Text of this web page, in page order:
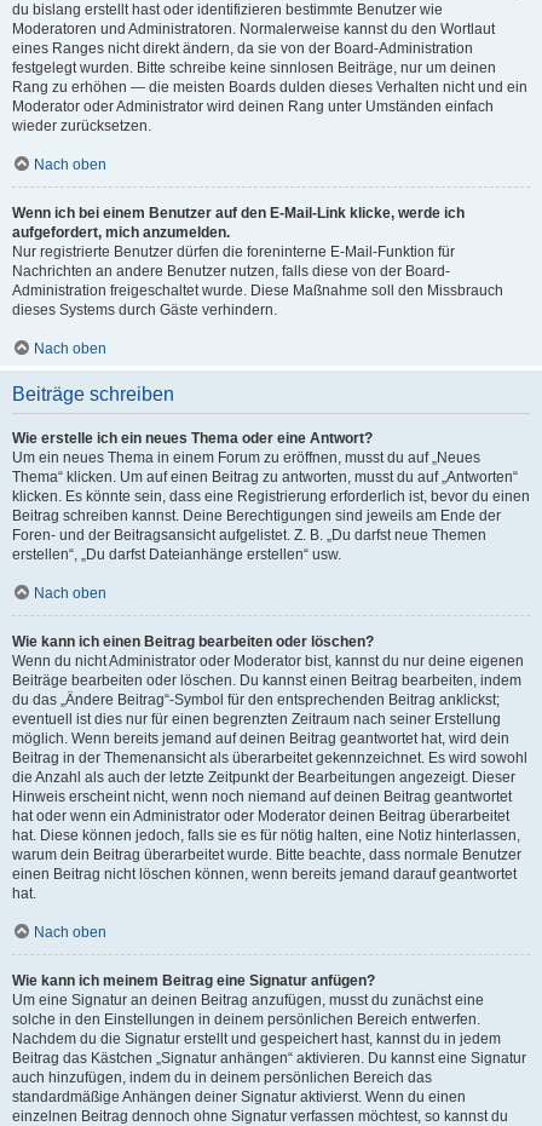
du bislang erstellt hast oder identifizieren bestimmte Benutzer wie
Moderatoren und Administratoren. Normalerweise kannst du den Wortlaut
eines Ranges nicht direkt ändern, da sie von der Board-Administration
festgelegt wurden. Bitte schreibe keine sinnlosen Beiträge, nur um deinen
Rang zu erhöhen — die meisten Boards dulden dieses Verhalten nicht und ein
Moderator oder Administrator wird deinen Rang unter Umständen einfach
wieder zurücksetzen.
Nach oben
Wenn ich bei einem Benutzer auf den E-Mail-Link klicke, werde ich
aufgefordert, mich anzumelden.
Nur registrierte Benutzer dürfen die foreninterne E-Mail-Funktion für
Nachrichten an andere Benutzer nutzen, falls diese von der Board-
Administration freigeschaltet wurde. Diese Maßnahme soll den Missbrauch
dieses Systems durch Gäste verhindern.
Nach oben
Beiträge schreiben
Wie erstelle ich ein neues Thema oder eine Antwort?
Um ein neues Thema in einem Forum zu eröffnen, musst du auf „Neues
Thema“ klicken. Um auf einen Beitrag zu antworten, musst du auf „Antworten“
klicken. Es könnte sein, dass eine Registrierung erforderlich ist, bevor du einen
Beitrag schreiben kannst. Deine Berechtigungen sind jeweils am Ende der
Foren- und der Beitragsansicht aufgelistet. Z. B. „Du darfst neue Themen
erstellen“, „Du darfst Dateianhänge erstellen“ usw.
Nach oben
Wie kann ich einen Beitrag bearbeiten oder löschen?
Wenn du nicht Administrator oder Moderator bist, kannst du nur deine eigenen
Beiträge bearbeiten oder löschen. Du kannst einen Beitrag bearbeiten, indem
du das „Ändere Beitrag“-Symbol für den entsprechenden Beitrag anklickst;
eventuell ist dies nur für einen begrenzten Zeitraum nach seiner Erstellung
möglich. Wenn bereits jemand auf deinen Beitrag geantwortet hat, wird dein
Beitrag in der Themenansicht als überarbeitet gekennzeichnet. Es wird sowohl
die Anzahl als auch der letzte Zeitpunkt der Bearbeitungen angezeigt. Dieser
Hinweis erscheint nicht, wenn noch niemand auf deinen Beitrag geantwortet
hat oder wenn ein Administrator oder Moderator deinen Beitrag überarbeitet
hat. Diese können jedoch, falls sie es für nötig halten, eine Notiz hinterlassen,
warum dein Beitrag überarbeitet wurde. Bitte beachte, dass normale Benutzer
einen Beitrag nicht löschen können, wenn bereits jemand darauf geantwortet
hat.
Nach oben
Wie kann ich meinem Beitrag eine Signatur anfügen?
Um eine Signatur an deinen Beitrag anzufügen, musst du zunächst eine
solche in den Einstellungen in deinem persönlichen Bereich entwerfen.
Nachdem du die Signatur erstellt und gespeichert hast, kannst du in jedem
Beitrag das Kästchen „Signatur anhängen“ aktivieren. Du kannst eine Signatur
auch hinzufügen, indem du in deinem persönlichen Bereich das
standardmäßige Anhängen deiner Signatur aktivierst. Wenn du einen
einzelnen Beitrag dennoch ohne Signatur verfassen möchtest, so kannst du